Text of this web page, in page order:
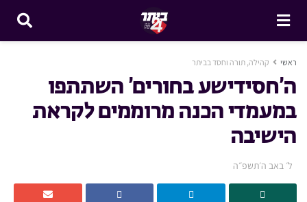
ראשי קהילה, תורה וחסד בביתר
ה’חסידישע בחורים’ השתתפו
במעמדי הכנה מרוממים לקראת
הישיבה
ל׳ באב ה׳תשפ״ה